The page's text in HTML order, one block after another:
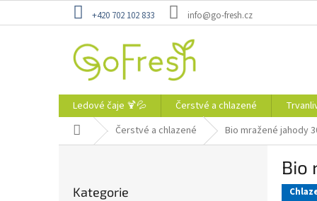
+420 702 102 833 info@go-fresh.cz
Ledové čaje 🍹💦 Čerstvé a chlazené
Domů Čerstvé a chlazené Bio mražené jahody
kategorie
Kategorie
Bio